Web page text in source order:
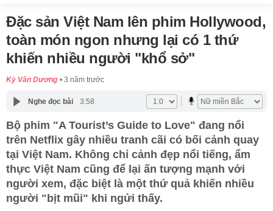
Đặc sản Việt Nam lên phim Hollywood,
toàn món ngon nhưng lại có 1 thứ
khiến nhiều người "khổ sở"
Kỳ Vân Dương 3 năm trước
Nghe đọc bài 3:58
Bộ phim "A Tourist’s Guide to Love" đang nổi
trên Netflix gây nhiều tranh cãi có bối cảnh quay
tại Việt Nam. Không chỉ cảnh đẹp nổi tiếng, ẩm
thực Việt Nam cũng để lại ấn tượng mạnh với
người xem, đặc biệt là một thứ quả khiến nhiều
người "bịt mũi" khi ngửi thấy.